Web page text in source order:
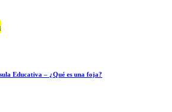
Educativa – ¿Qué es una foja?